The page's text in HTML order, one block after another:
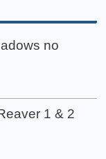
no
1 & 2